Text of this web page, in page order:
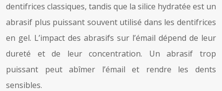
dentifrices classiques, tandis que la silice hydratée est un
abrasif plus puissant souvent utilisé dans les dentifrices
en gel. L’impact des abrasifs sur l’émail dépend de leur
dureté et de leur concentration. Un abrasif trop
puissant peut abîmer l’émail et rendre les dents
sensibles.